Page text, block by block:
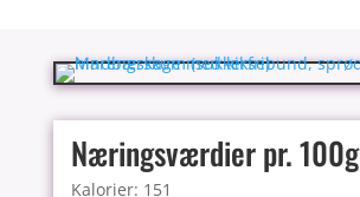
Næringsværdier pr. 100g
Kalorier: 151